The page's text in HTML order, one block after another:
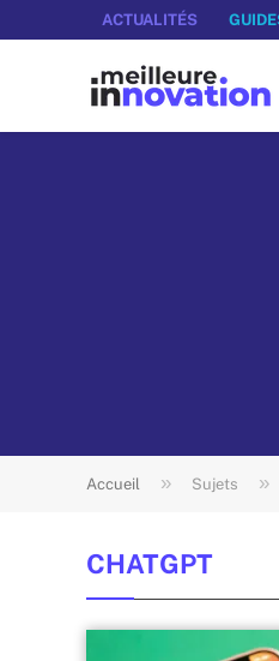
ACTUALITÉS
Accueil » Sujets »
CHATGPT